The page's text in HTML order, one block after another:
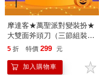
摩達客★萬聖派對變裝扮★
大雙面斧頭刀（三節組裝）
★Cosplay
5 折 特價 299 元
加入購物車